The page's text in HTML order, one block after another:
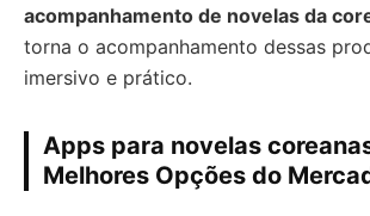
acompanhamento de novelas da
torna o acompanhamento dessas
imersivo e prático.
Apps para novelas
Melhores Opções do